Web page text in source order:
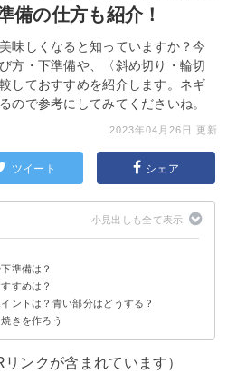
備の仕方も紹介！
味しくなると知っていますか？今
方・下準備や、〈斜め切り・輪切
しておすすめを紹介します。ネギ
ので参考にしてみてくださいね。
2023年04月26日 更新
ツイート シェア
準備は？
すめは？
ントは？青い部分はどうする？
洗い流さない
方を変えるのがおすすめ
きを作ろう
リンクが含まれています）